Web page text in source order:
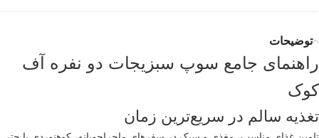
توضیحات
راهنمای جامع سوپ سبزیجات دو نفره آف
کوک
تغذیه سالم در سریع‌ترین زمان